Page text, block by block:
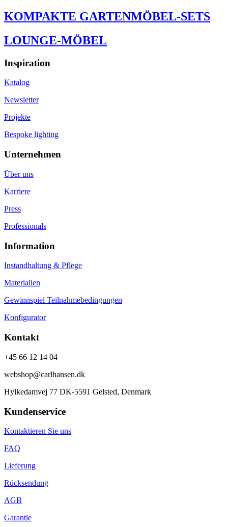
KOMPAKTE GARTENMÖBEL-SETS
LOUNGE-MÖBEL
Inspiration
Katalog
Newsletter
Projekte
Bespoke lighting
Unternehmen
Über uns
Karriere
Press
Professionals
Information
Instandhaltung & Pflege
Materialien
Gewinnspiel Teilnahmebedingungen
Konfigurator
Kontakt
+45 66 12 14 04
webshop@carlhansen.dk
Hylkedamvej 77 DK-5591 Gelsted, Denmark
Kundenservice
Kontaktieren Sie uns
FAQ
Lieferung
Rücksendung
AGB
Garantie